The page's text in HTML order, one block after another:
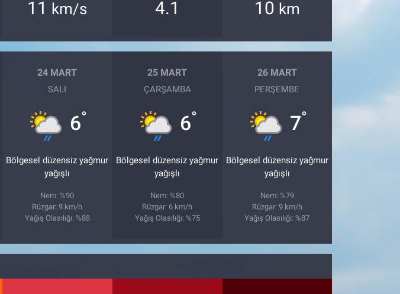
11 km/s 4.1 10 km
24 MART
SALI
6°
Bölgesel düzensiz yağmur
yağışlı
Nem: %90
Rüzgar: 9 km/h
Yağış Olasılığı: %88
25 MART
ÇARŞAMBA
6°
Bölgesel düzensiz yağmur
yağışlı
Nem: %80
Rüzgar: 6 km/h
Yağış Olasılığı: %75
26 MART
PERŞEMBE
7°
Bölgesel düzensiz yağmur
yağışlı
Nem: %79
Rüzgar: 9 km/h
Yağış Olasılığı: %87